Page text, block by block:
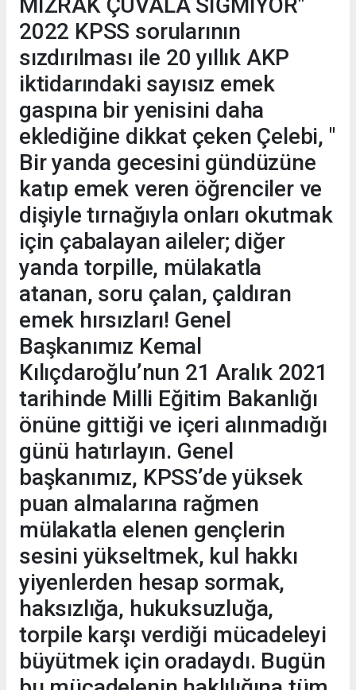
2022 KPSS sorularının
sızdırılması ile 20 yıllık AKP
iktidarındaki sayısız emek
gaspına bir yenisini daha
eklediğine dikkat çeken Çelebi, "
Bir yanda gecesini gündüzüne
katıp emek veren öğrenciler ve
dişiyle tırnağıyla onları okutmak
için çabalayan aileler; diğer
yanda torpille, mülakatla
atanan, soru çalan, çaldıran
emek hırsızları! Genel
Başkanımız Kemal
Kılıçdaroğlu’nun 21 Aralık 2021
tarihinde Milli Eğitim Bakanlığı
önüne gittiği ve içeri alınmadığı
günü hatırlayın. Genel
başkanımız, KPSS’de yüksek
puan almalarına rağmen
mülakatla elenen gençlerin
sesini yükseltmek, kul hakkı
yiyenlerden hesap sormak,
haksızlığa, hukuksuzluğa,
torpile karşı verdiği mücadeleyi
büyütmek için oradaydı. Bugün